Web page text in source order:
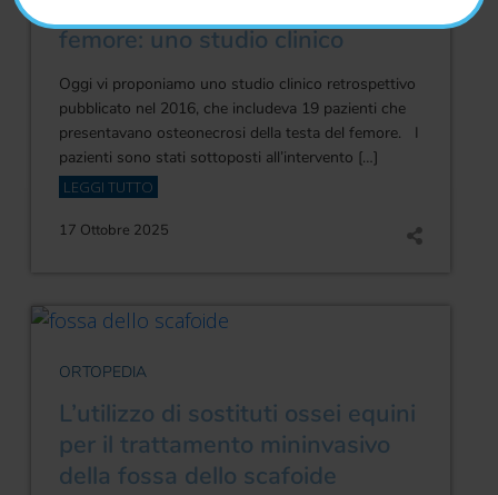
femore: uno studio clinico
Oggi vi proponiamo uno studio clinico retrospettivo
pubblicato nel 2016, che includeva 19 pazienti che
presentavano osteonecrosi della testa del femore. I
pazienti sono stati sottoposti all’intervento […]
LEGGI TUTTO
17 Ottobre 2025
ORTOPEDIA
L’utilizzo di sostituti ossei equini
per il trattamento mininvasivo
della fossa dello scafoide